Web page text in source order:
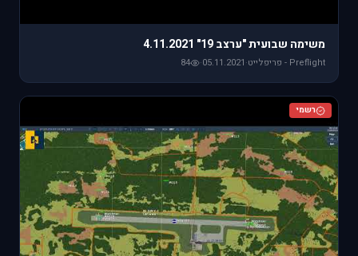
משימה שבועית "ערצב 19" 4.11.2021
Preflight - פריפלייט ·
05.11.2021
·
84
רשמי